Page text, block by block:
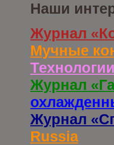
Наши
Журнал
Мучные
Технологии
Журнал
Журнал
Russia